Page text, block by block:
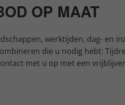
OP MAAT
werktijden, dag- en
die u nodig hebt:
met u op met een